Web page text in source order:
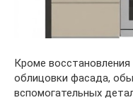
Кроме
облицовки фасада,
вспомогательных